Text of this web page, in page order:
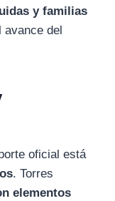
y familias
avance del
oficial está
. Torres
elementos